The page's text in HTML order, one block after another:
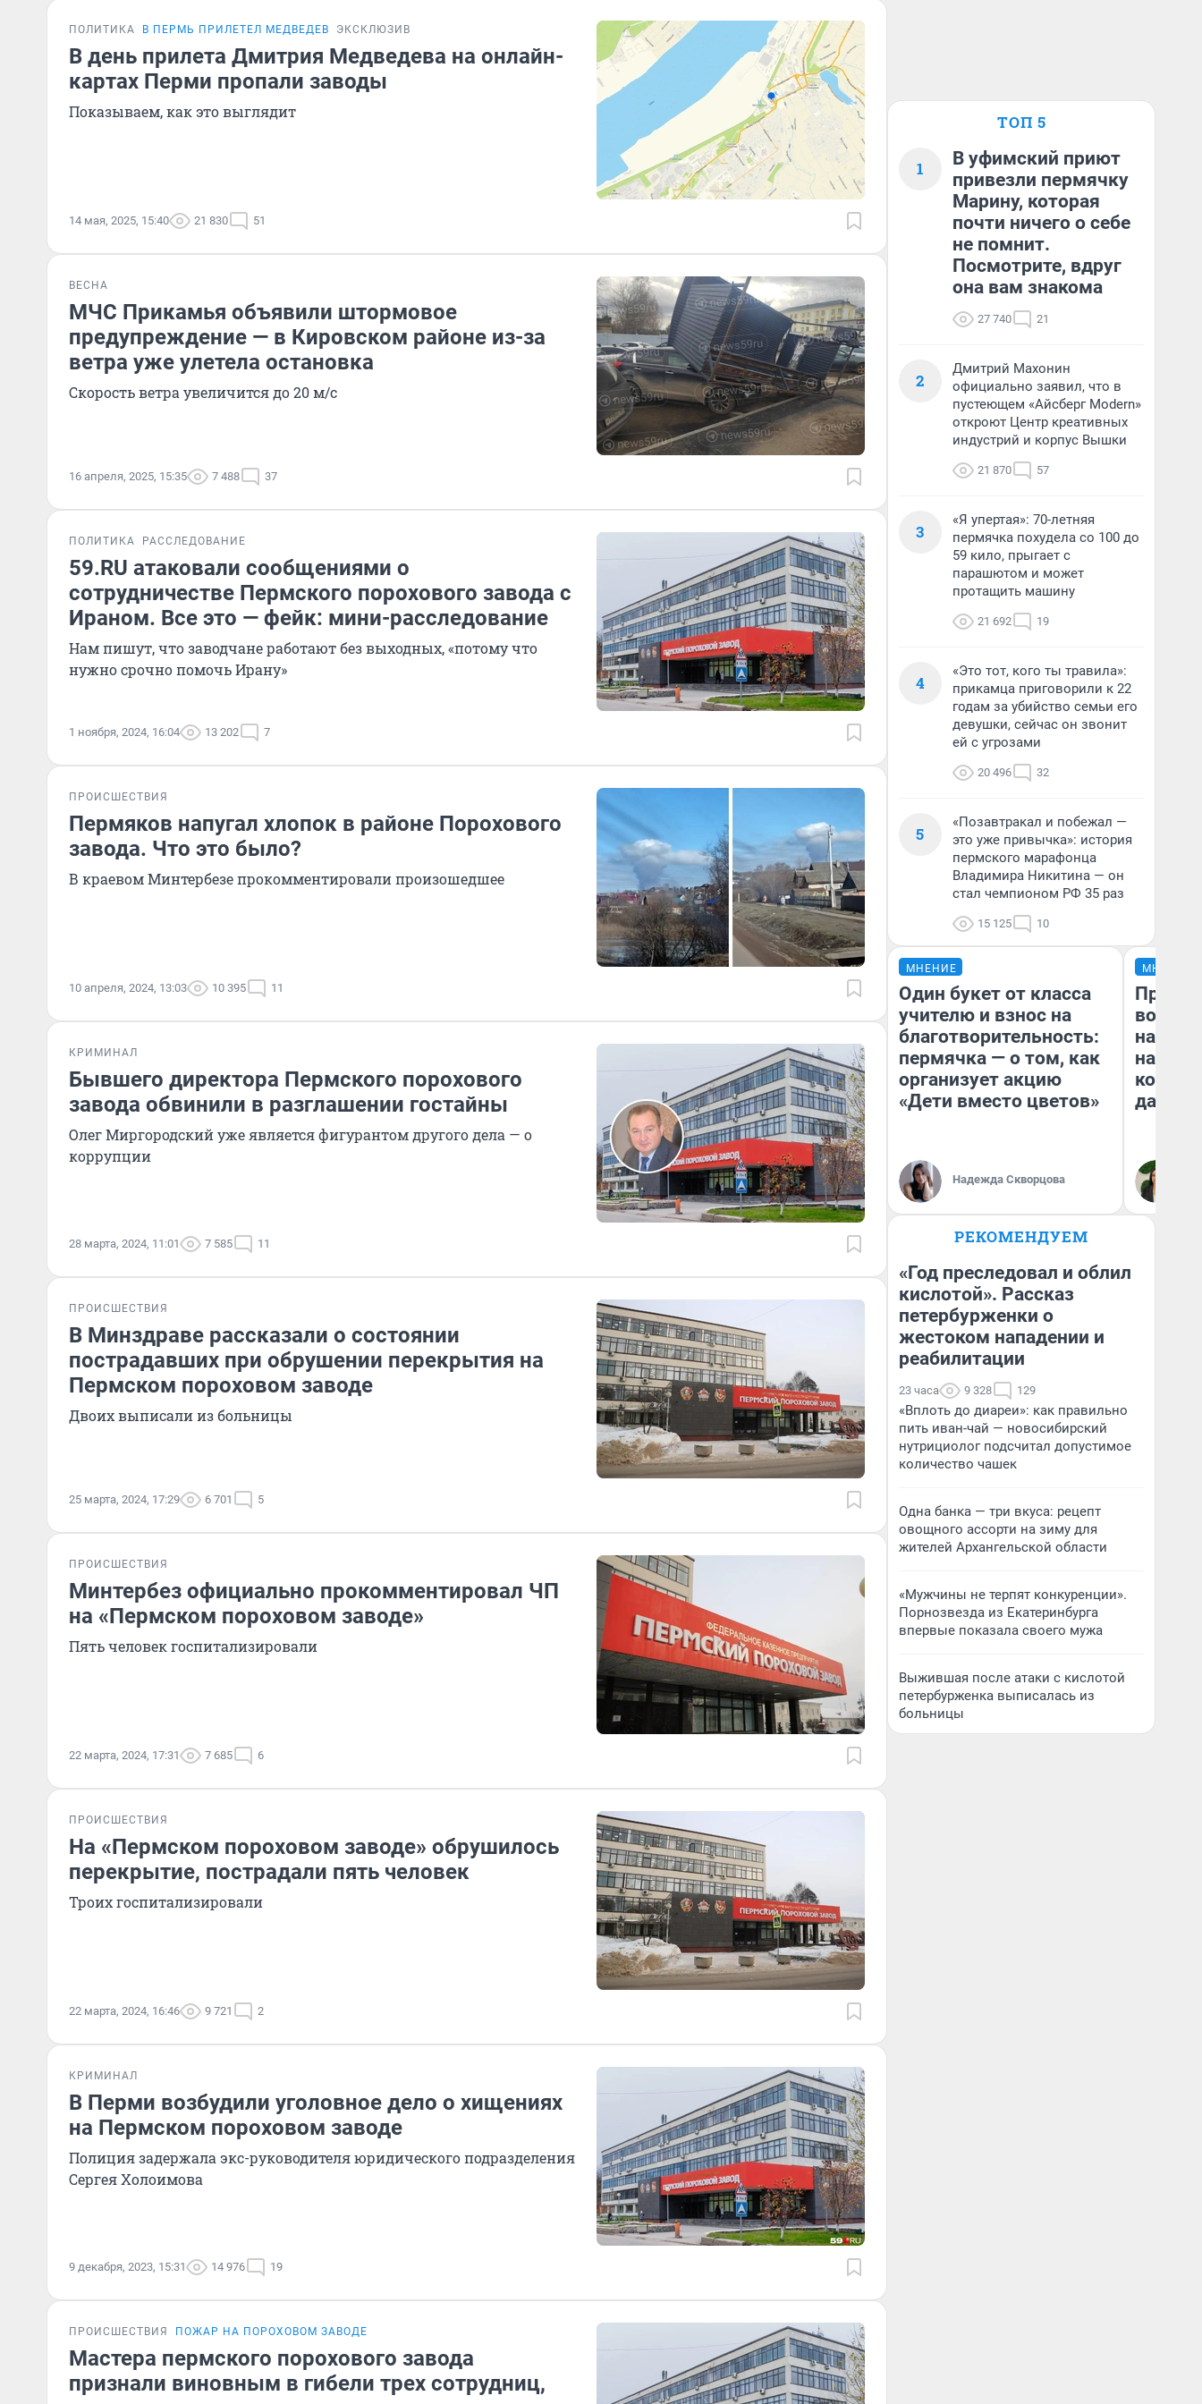
ПОЛИТИКА В ПЕРМЬ ПРИЛЕТЕЛ МЕДВЕДЕВ ЭКСКЛЮЗИВ
В день прилета Дмитрия Медведева на онлайн-
картах Перми пропали заводы
Показываем, как это выглядит
14 мая, 2025, 15:40 21 830 51
ВЕСНА
МЧС Прикамья объявили штормовое
предупреждение — в Кировском районе из-за
ветра уже улетела остановка
Скорость ветра увеличится до 20 м/с
16 апреля, 2025, 15:35 7 488 37
ПОЛИТИКА РАССЛЕДОВАНИЕ
59.RU атаковали сообщениями о
сотрудничестве Пермского порохового завода с
Ираном. Все это — фейк: мини-расследование
Нам пишут, что заводчане работают без выходных, «потому что
нужно срочно помочь Ирану»
1 ноября, 2024, 16:04 13 202 7
ПРОИСШЕСТВИЯ
Пермяков напугал хлопок в районе Порохового
завода. Что это было?
В краевом Минтербезе прокомментировали произошедшее
10 апреля, 2024, 13:03 10 395 11
КРИМИНАЛ
Бывшего директора Пермского порохового
завода обвинили в разглашении гостайны
Олег Миргородский уже является фигурантом другого дела — о
коррупции
28 марта, 2024, 11:01 7 585 11
ПРОИСШЕСТВИЯ
В Минздраве рассказали о состоянии
пострадавших при обрушении перекрытия на
Пермском пороховом заводе
Двоих выписали из больницы
25 марта, 2024, 17:29 6 701 5
ПРОИСШЕСТВИЯ
Минтербез официально прокомментировал ЧП
на «Пермском пороховом заводе»
Пять человек госпитализировали
22 марта, 2024, 17:31 7 685 6
ПРОИСШЕСТВИЯ
На «Пермском пороховом заводе» обрушилось
перекрытие, пострадали пять человек
Троих госпитализировали
22 марта, 2024, 16:46 9 721 2
КРИМИНАЛ
В Перми возбудили уголовное дело о хищениях
на Пермском пороховом заводе
Полиция задержала экс-руководителя юридического подразделения
Сергея Холоимова
9 декабря, 2023, 15:31 14 976 19
ПРОИСШЕСТВИЯ ПОЖАР НА ПОРОХОВОМ ЗАВОДЕ
Мастера пермского порохового завода
признали виновным в гибели трех сотрудниц,
ТОП 5
1
В уфимский приют
привезли пермячку
Марину, которая
почти ничего о себе
не помнит.
Посмотрите, вдруг
она вам знакома
27 740 21
2
Дмитрий Махонин
официально заявил, что в
пустеющем «Айсберг Modern»
откроют Центр креативных
индустрий и корпус Вышки
21 870 57
3
«Я упертая»: 70-летняя
пермячка похудела со 100 до
59 кило, прыгает с
парашютом и может
протащить машину
21 692 19
4
«Это тот, кого ты травила»:
прикамца приговорили к 22
годам за убийство семьи его
девушки, сейчас он звонит
ей с угрозами
20 496 32
5
«Позавтракал и побежал —
это уже привычка»: история
пермского марафонца
Владимира Никитина — он
стал чемпионом РФ 35 раз
15 125 10
МНЕНИЕ
Один букет от класса
учителю и взнос на
благотворительность:
пермячка — о том, как
организует акцию
«Дети вместо цветов»
Надежда Скворцова
МНЕНИЕ
нам
даже
РЕКОМЕНДУЕМ
«Год преследовал и облил
кислотой». Рассказ
петербурженки о
жестоком нападении и
реабилитации
23 часа 9 328 129
«Вплоть до диареи»: как правильно
пить иван-чай — новосибирский
нутрициолог подсчитал допустимое
количество чашек
Одна банка — три вкуса: рецепт
овощного ассорти на зиму для
жителей Архангельской области
«Мужчины не терпят конкуренции».
Порнозвезда из Екатеринбурга
впервые показала своего мужа
Выжившая после атаки с кислотой
петербурженка выписалась из
больницы